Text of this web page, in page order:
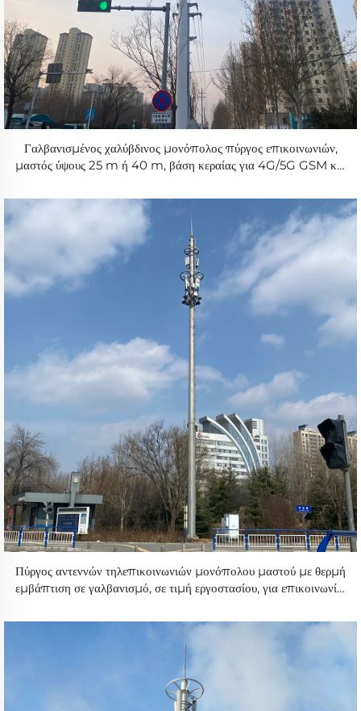
Γαλβανισμένος χαλύβδινος μονόπολος πύργος επικοινωνιών,
μαστός ύψους 25 m ή 40 m, βάση κεραίας για 4G/5G GSM και
Πύργος αντεννών τηλεπικοινωνιών μονόπολου μαστού με θερμή
εμβάπτιση σε γαλβανισμό, σε τιμή εργοστασίου, για επικοινωνίες